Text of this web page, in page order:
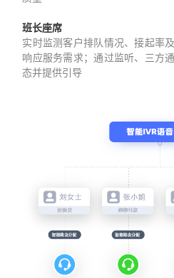
班长座席
实时监测客户排队情况、接起率
响应服务需求；通过监听、三方
态并提供引导